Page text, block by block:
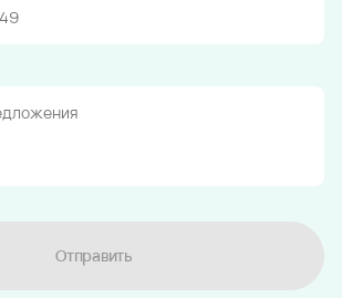
Отправить